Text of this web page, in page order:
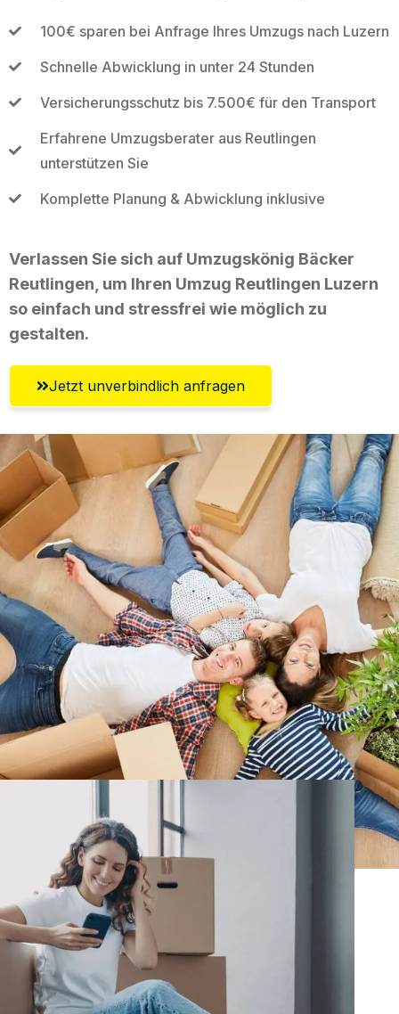
100€ sparen bei Anfrage Ihres Umzugs nach Luzern
Schnelle Abwicklung in unter 24 Stunden
Versicherungsschutz bis 7.500€ für den Transport
Erfahrene Umzugsberater aus Reutlingen
unterstützen Sie
Komplette Planung & Abwicklung inklusive
Verlassen Sie sich auf Umzugskönig Bäcker
Reutlingen, um Ihren Umzug Reutlingen Luzern
so einfach und stressfrei wie möglich zu
gestalten.
Jetzt unverbindlich anfragen